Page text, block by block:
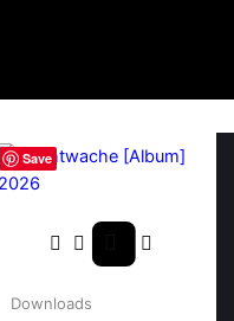
Save
Downloads